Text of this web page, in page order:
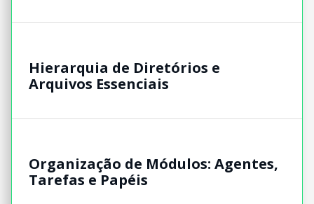
Hierarquia de Diretórios e
Arquivos Essenciais
Organização de Módulos: Agentes,
Tarefas e Papéis